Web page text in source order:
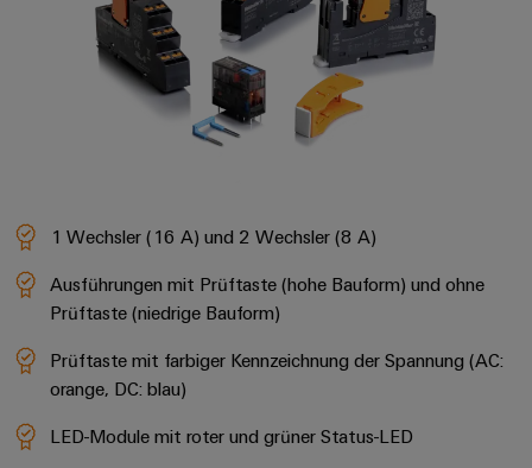
1 Wechsler (16 A) und 2 Wechsler (8 A)
Ausführungen mit Prüftaste (hohe Bauform) und ohne
Prüftaste (niedrige Bauform)
Prüftaste mit farbiger Kennzeichnung der Spannung (AC:
orange, DC: blau)
LED-Module mit roter und grüner Status-LED